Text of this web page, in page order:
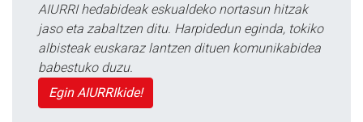
AIURRI hedabideak eskualdeko nortasun hitzak
jaso eta zabaltzen ditu. Harpidedun eginda, tokiko
albisteak euskaraz lantzen dituen komunikabidea
babestuko duzu.
Egin AIURRIkide!